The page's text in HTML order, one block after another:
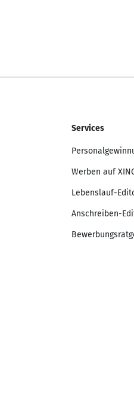
Services
Werben auf
Lebenslauf-
Anschreiben-